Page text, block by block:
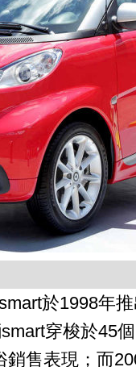
於1998年
穿梭於45
售表現；而